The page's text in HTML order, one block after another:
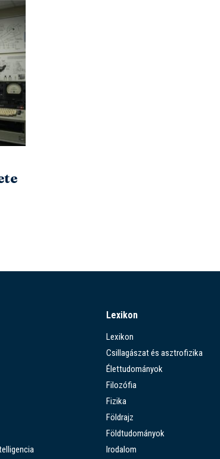
Lexikon
Lexikon
Csillagászat és asztrofizika
Élettudományok
Filozófia
Fizika
Földrajz
Földtudományok
Irodalom